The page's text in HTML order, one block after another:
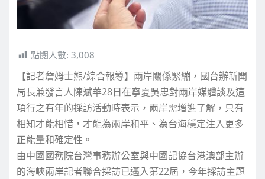
點閱人數: 3,008
【記者詹姆士熊/綜合報導】兩岸關係緊繃，國台辦新聞
局長兼發言人陳斌華28日在寧夏吳忠對兩岸媒體談及這
項行之有年的採訪活動時表示，兩岸需增進了解，只有
相知才能相惜，才能為兩岸和平、為台海穩定注入更多
正能量和確定性。
由中國國務院台灣事務辦公室與中國記協台港澳部主辦
的海峽兩岸記者聯合採訪已邁入第22屆，今年採訪主題